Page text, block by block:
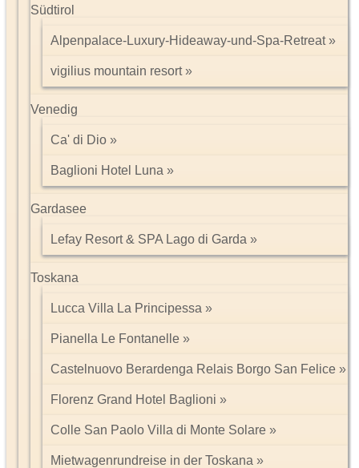
Südtirol
Alpenpalace-Luxury-Hideaway-und-Spa-Retreat
vigilius mountain resort
Venedig
Ca' di Dio
Baglioni Hotel Luna
Gardasee
Lefay Resort & SPA Lago di Garda
Toskana
Lucca Villa La Principessa
Pianella Le Fontanelle
Castelnuovo Berardenga Relais Borgo San Felice
Florenz Grand Hotel Baglioni
Colle San Paolo Villa di Monte Solare
Mietwagenrundreise in der Toskana